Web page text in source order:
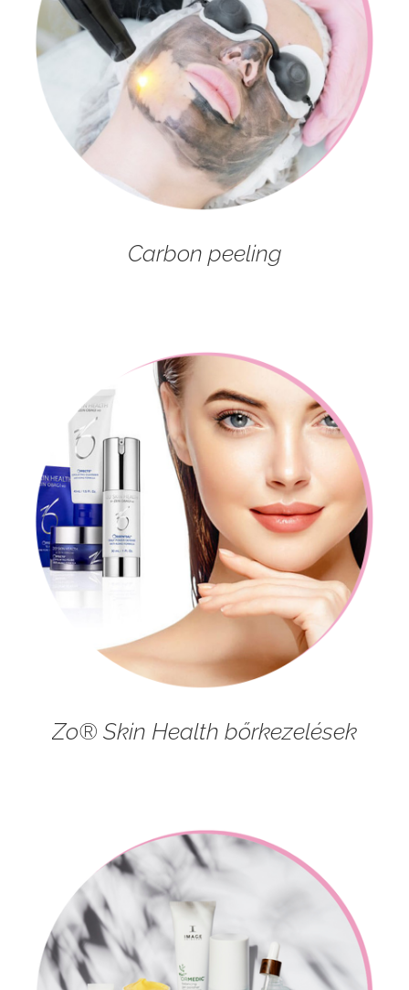
Carbon peeling
Zo® Skin Health bőrkezelések